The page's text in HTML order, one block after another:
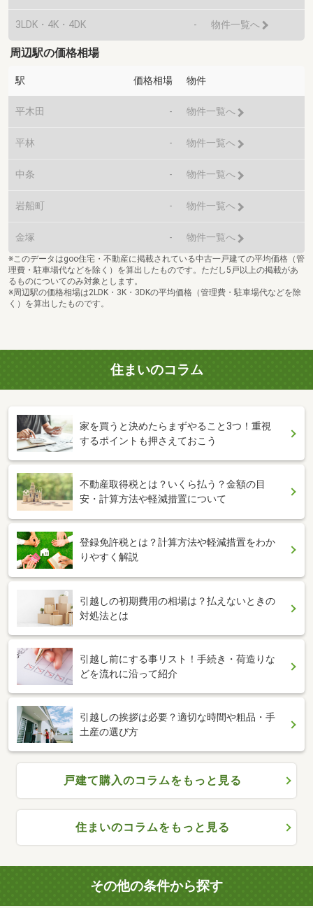
3LDK・4K・4DK - 物件一覧へ
周辺駅の価格相場
駅 価格相場 物件
平木田 - 物件一覧へ
平林 - 物件一覧へ
中条 - 物件一覧へ
岩船町 - 物件一覧へ
金塚 - 物件一覧へ
※このデータはgoo住宅・不動産に掲載されている中古一戸建ての平均価格（管
理費・駐車場代などを除く）を算出したものです。ただし5戸以上の掲載があ
るものについてのみ対象とします。
※周辺駅の価格相場は2LDK・3K・3DKの平均価格（管理費・駐車場代などを除
く）を算出したものです。
住まいのコラム
家を買うと決めたらまずやること3つ！重視
するポイントも押さえておこう
不動産取得税とは？いくら払う？金額の目
安・計算方法や軽減措置について
登録免許税とは？計算方法や軽減措置をわか
りやすく解説
引越しの初期費用の相場は？払えないときの
対処法とは
引越し前にする事リスト！手続き・荷造りな
どを流れに沿って紹介
引越しの挨拶は必要？適切な時間や粗品・手
土産の選び方
戸建て購入のコラムをもっと見る
住まいのコラムをもっと見る
その他の条件から探す